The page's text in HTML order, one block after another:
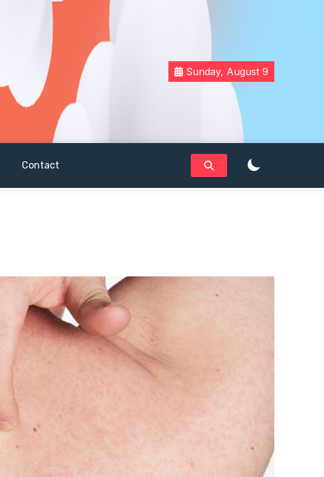
Sunday, August 9
Contact